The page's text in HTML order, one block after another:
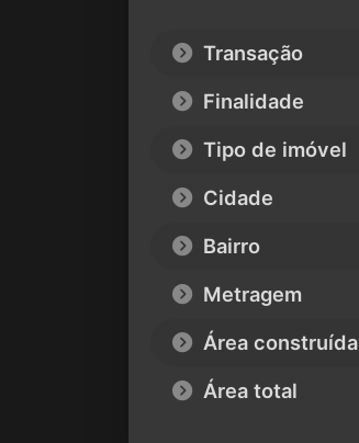
Transação
Finalidade
Tipo de imóvel
Cidade
Bairro
Metragem
Área construída
Área total